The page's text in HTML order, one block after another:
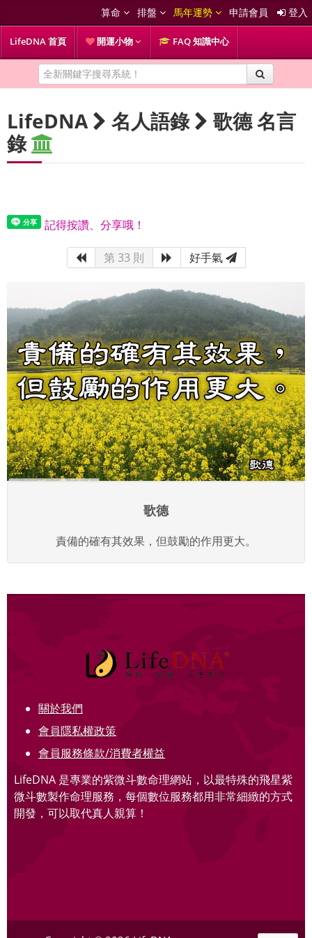
算命 排盤 馬年運勢 申請會員 登入
LifeDNA 首頁 開運小物 FAQ 知識中心
LifeDNA 名人語錄
歌德 名言
錄
記得按讚、分享哦！
第 33 則 好手氣
歌德
責備的確有其效果，但鼓勵的作用更大。
關於我們
會員隱私權政策
會員服務條款/消費者權益
LifeDNA 是專業的紫微斗數命理網站，以最特殊的飛星紫
微斗數製作命理服務，每個數位服務都用非常細緻的方式
開發，可以取代真人親算！